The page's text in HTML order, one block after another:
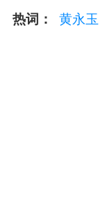
热词： 黄永玉